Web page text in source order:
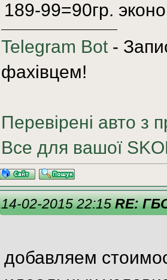
189-99=90гр.
Telegram Bot-
фахівцем!
Перевірені авто з
Все для вашої
14-02-2015 22:15RE:
добавляем